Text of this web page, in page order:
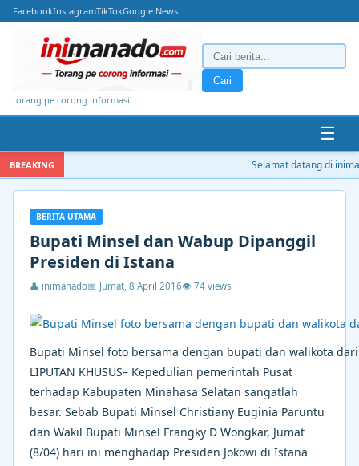
FacebookInstagramTikTokGoogle News
torang pe corong informasi
Cari
☰
BREAKING Selamat datang di
BERITA UTAMA
Bupati Minsel dan Wabup Dipanggil
Presiden di Istana
👤 inimanado📅 Jumat, 8 April 2016👁 74 views
Bupati Minsel foto bersama dengan bupati dan walikota
LIPUTAN KHUSUS– Kepedulian pemerintah Pusat
terhadap Kabupaten Minahasa Selatan sangatlah
besar. Sebab Bupati Minsel Christiany Euginia Paruntu
dan Wakil Bupati Minsel Frangky D Wongkar, Jumat
(8/04) hari ini menghadap Presiden Jokowi di Istana